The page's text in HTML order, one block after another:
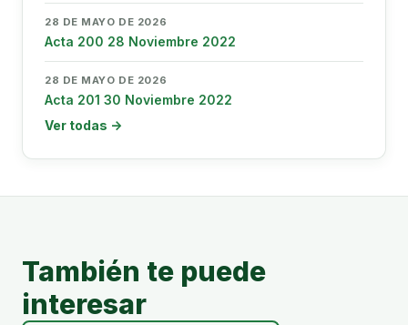
28 DE MAYO DE 2026
Acta 200 28 Noviembre 2022
28 DE MAYO DE 2026
Acta 201 30 Noviembre 2022
Ver todas →
También te puede
interesar